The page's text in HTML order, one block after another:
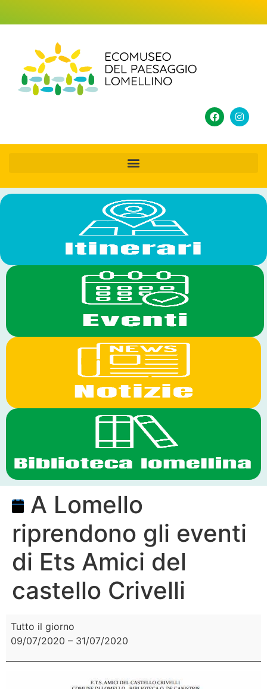
A Lomello
riprendono gli eventi
di Ets Amici del
castello Crivelli
Tutto il giorno
09/07/2020 – 31/07/2020